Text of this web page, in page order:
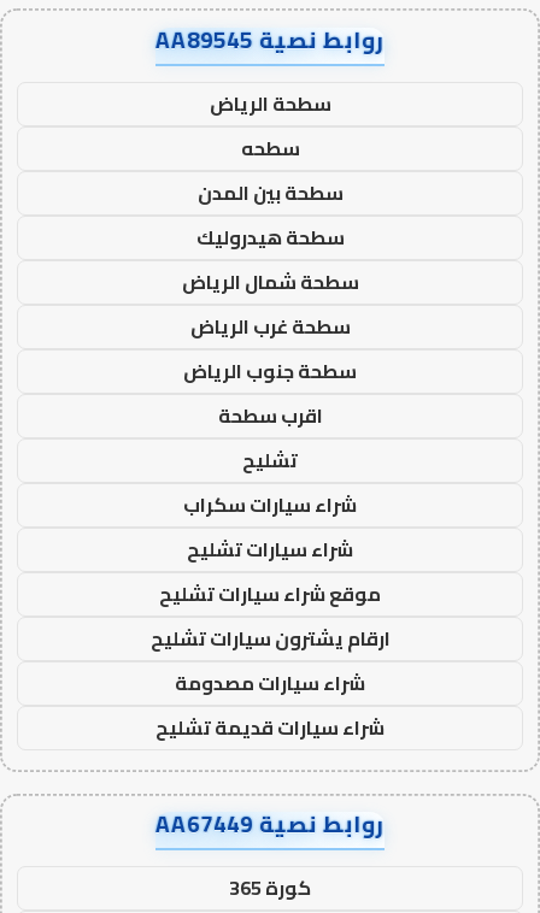
روابط نصية AA89545
سطحة الرياض
سطحه
سطحة بين المدن
سطحة هيدروليك
سطحة شمال الرياض
سطحة غرب الرياض
سطحة جنوب الرياض
اقرب سطحة
تشليح
شراء سيارات سكراب
شراء سيارات تشليح
موقع شراء سيارات تشليح
ارقام يشترون سيارات تشليح
شراء سيارات مصدومة
شراء سيارات قديمة تشليح
روابط نصية AA67449
كورة 365